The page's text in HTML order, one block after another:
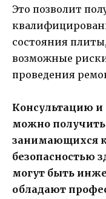
Это позволит
состояния
возможные
проведения
Консультацию
можно получить
занимающихся
безопасностью
могут быть
обладают